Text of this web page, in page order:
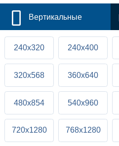
Вертикальные
240x320 240x400
320x568 360x640
480x854 540x960
720x1280 768x1280